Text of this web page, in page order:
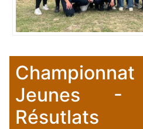
Jeunes
Résutlats